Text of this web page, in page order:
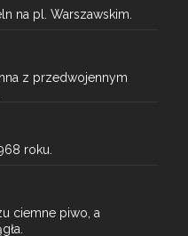
na pl. Warszawskim.
z przedwojennym
roku.
ciemne piwo, a